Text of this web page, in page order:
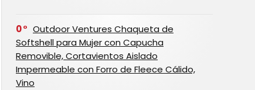
0
Outdoor Ventures Chaqueta de
Softshell para Mujer con Capucha
Removible, Cortavientos Aislado
Impermeable con Forro de Fleece Cálido,
Vino